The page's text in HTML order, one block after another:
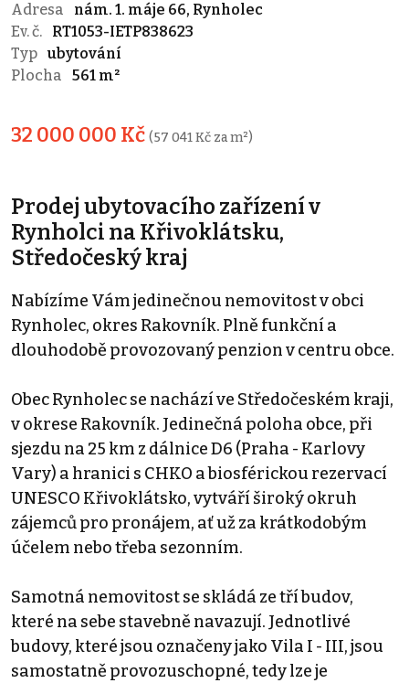
Adresa
nám. 1. máje 66, Rynholec
Ev. č.
RT1053-IETP838623
Typ ubytování
Plocha
561 m²
32 000 000 Kč (57 041 Kč za m²)
Prodej ubytovacího zařízení v
Rynholci na Křivoklátsku,
Středočeský kraj
Nabízíme Vám jedinečnou nemovitost v obci
Rynholec, okres Rakovník. Plně funkční a
dlouhodobě provozovaný penzion v centru obce.
Obec Rynholec se nachází ve Středočeském kraji,
v okrese Rakovník. Jedinečná poloha obce, při
sjezdu na 25 km z dálnice D6 (Praha - Karlovy
Vary) a hranici s CHKO a biosférickou rezervací
UNESCO Křivoklátsko, vytváří široký okruh
zájemců pro pronájem, ať už za krátkodobým
účelem nebo třeba sezonním.
Samotná nemovitost se skládá ze tří budov,
které na sebe stavebně navazují. Jednotlivé
budovy, které jsou označeny jako Vila I - III, jsou
samostatně provozuschopné, tedy lze je